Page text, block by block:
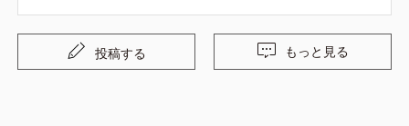
投稿する もっと見る